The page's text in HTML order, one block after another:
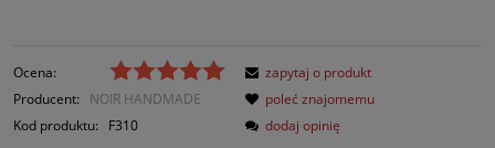
Ocena:
Producent:
NOIR HANDMADE
Kod produktu:
F310
zapytaj o produkt
poleć znajomemu
dodaj opinię